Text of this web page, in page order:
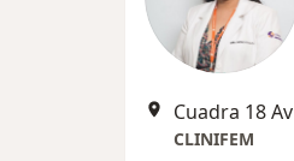
Cuadra 18
CLINIFEM